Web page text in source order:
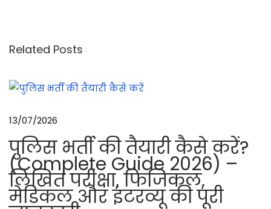
ह
या
चा
ल
औ
र
सि
Related Posts
13/07/2026
पुलिस भर्ती की तैयारी कैसे करें?
(Complete Guide 2026) –
लिखित परीक्षा, फिजिकल,
मेडिकल और इंटरव्यू की पूरी